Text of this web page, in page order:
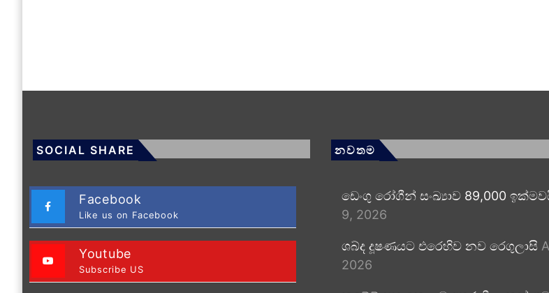
SOCIAL SHARE
Facebook
Like us on Facebook
Youtube
Subscribe US
නවතම
ඩෙංගු රෝගීන් සංඛ්‍යාව 89,000
9, 2026
ශබ්ද දූෂණයට එරෙහිව නව රෙගුලාසි
2026